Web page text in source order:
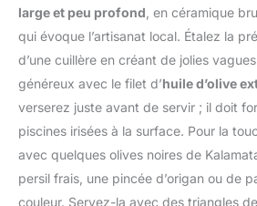
Mixeur
ErgoMixx
vitesses et
doseur
progressif
la texture
pied anti-
permet de
large et peu profond , en céramique
qui évoque l’artisanat local. Étalez la
d’une cuillère en créant de jolies
généreux avec le filet d’huile d’olive
verserez juste avant de servir ; il doit
piscines irisées à la surface. Pour la
avec quelques olives noires de
persil frais, une pincée d’origan ou de
couleur. Servez-la avec des triangles